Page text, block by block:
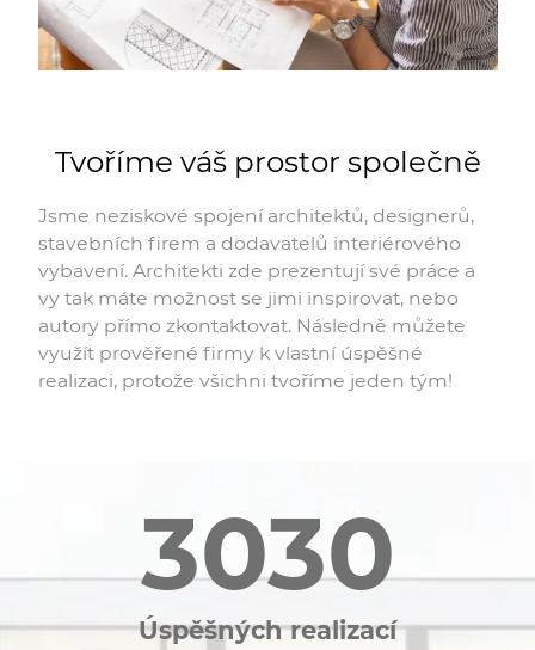
Tvoříme váš prostor společně
Jsme neziskové spojení architektů, designerů,
stavebních firem a dodavatelů interiérového
vybavení. Architekti zde prezentují své práce a
vy tak máte možnost se jimi inspirovat, nebo
autory přímo zkontaktovat. Následně můžete
využít prověřené firmy k vlastní úspěšné
realizaci, protože všichni tvoříme jeden tým!
3030
Úspěšných realizací